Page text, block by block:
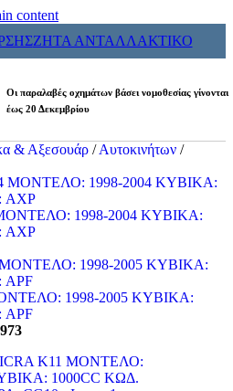
content
ΖΗΤΑ ΑΝΤΑΛΛΑΚΤΙΚΟ
Οι παραλαβές οχημάτων βάσει νομοθεσίας γίνονται
έως 20 Δεκεμβρίου
& Αξεσουάρ / Αυτοκινήτων /
1998-2004 ΚΥΒΙΚΑ:
AXP
1998-2005 ΚΥΒΙΚΑ:
APF